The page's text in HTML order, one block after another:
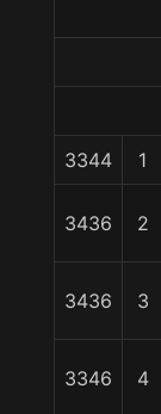
3344 1
3436 2
3436 3
3346 4